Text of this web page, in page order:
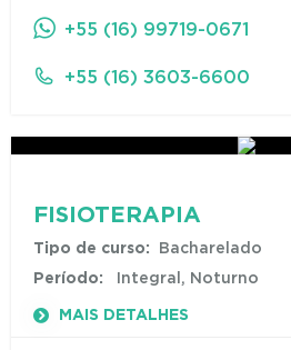
+55 (16) 99719-0671
+55 (16) 3603-6600
FISIOTERAPIA
Tipo de curso: Bacharelado
Período: Integral, Noturno
MAIS DETALHES